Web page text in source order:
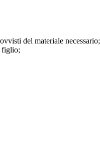
del materiale necessario;
figlio;